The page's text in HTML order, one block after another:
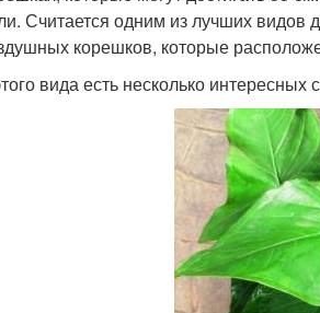
Считается одним из лучших видов
корешков, которые
вида есть несколько интересных